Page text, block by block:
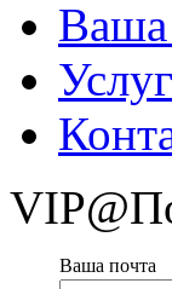
Ваша
Ваша почта